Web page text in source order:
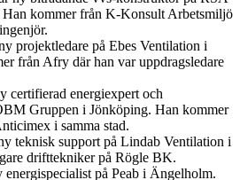
kommer från K-Konsult Arbetsmiljö
projektledare på Ebes Ventilation i
från Afry där han var uppdragsledare
certifierad energiexpert och
Gruppen i Jönköping. Han kommer
i samma stad.
teknisk support på Lindab Ventilation i
drifttekniker på Rögle BK.
energispecialist på Peab i Ängelholm.